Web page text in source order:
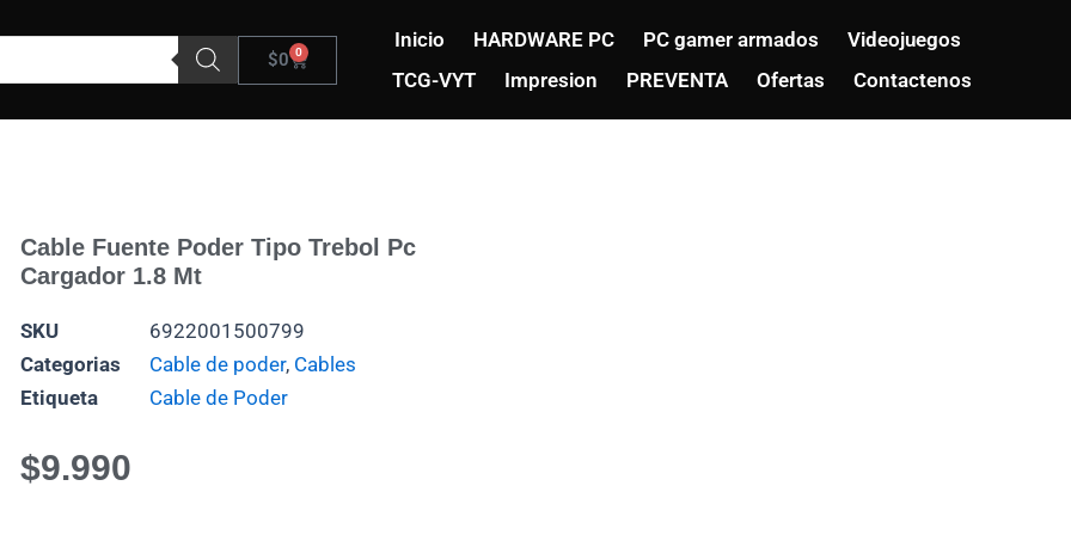
$0 0
Carrito
Inicio HARDWARE PC PC gamer armados
Videojuegos
TCG-VYT
Impresion PREVENTA Ofertas Contactenos
Cable Fuente Poder Tipo Trebol Pc
Cargador 1.8 Mt
SKU
6922001500799
Categorias
Cable de poder, Cables
Etiqueta
Cable de Poder
$9.990